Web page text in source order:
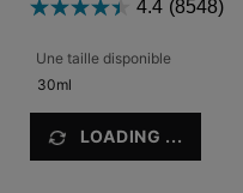
4.4 (8548)
Une taille disponible
30ml
LOADING ...